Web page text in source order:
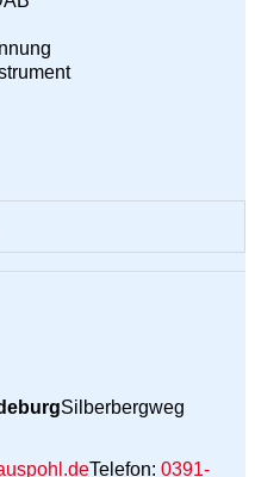
Silberbergweg
Telefon: 0391-